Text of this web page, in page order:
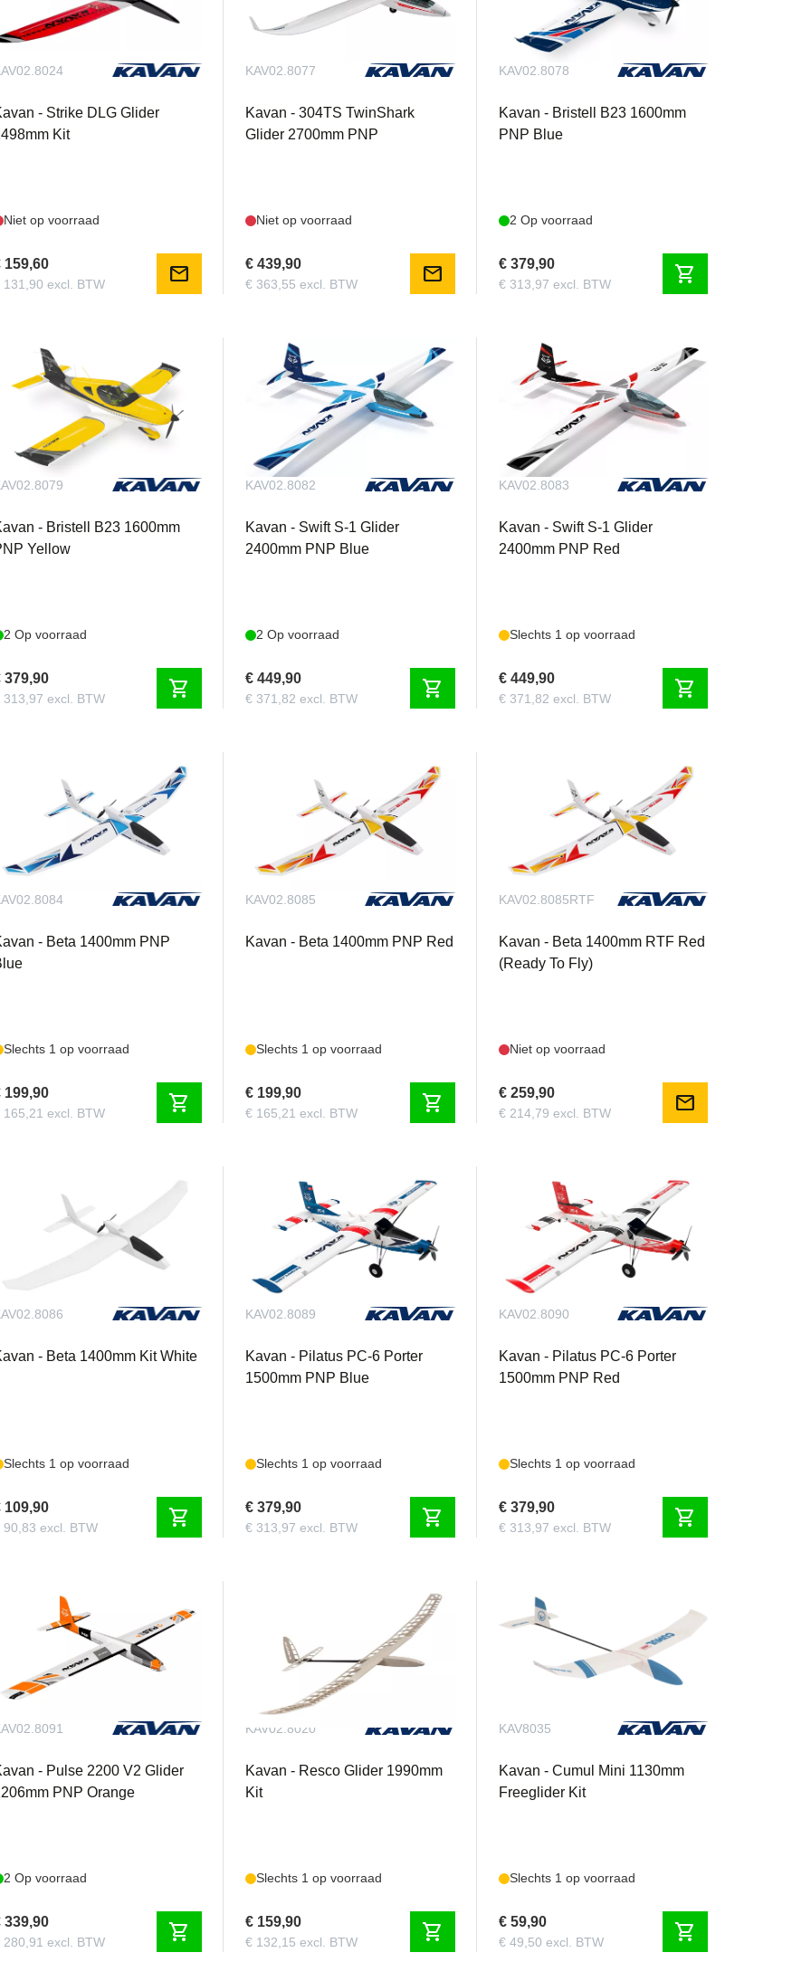
- Strike DLG Glider
Kit
Niet op voorraad
159,60
131,90 excl. BTW mail
KAV02.8077
Kavan - 304TS TwinShark
Glider 2700mm PNP
Niet op voorraad
€ 439,90
€ 363,55 excl. BTW mail
KAV02.8078
Kavan - Bristell B23 1600mm
PNP Blue
2 Op voorraad
€ 379,90
€ 313,97 excl. BTW shopping_cart
- Bristell B23 1600mm
Yellow
2 Op voorraad
379,90
313,97 excl. BTW shopping_cart
KAV02.8082
Kavan - Swift S-1 Glider
2400mm PNP Blue
2 Op voorraad
€ 449,90
€ 371,82 excl. BTW shopping_cart
KAV02.8083
Kavan - Swift S-1 Glider
2400mm PNP Red
Slechts 1 op voorraad
€ 449,90
€ 371,82 excl. BTW shopping_cart
- Beta 1400mm PNP
Slechts 1 op voorraad
199,90
165,21 excl. BTW shopping_cart
KAV02.8085
Kavan - Beta 1400mm PNP Red
Slechts 1 op voorraad
€ 199,90
€ 165,21 excl. BTW shopping_cart
KAV02.8085RTF
Kavan - Beta 1400mm RTF Red
(Ready To Fly)
Niet op voorraad
€ 259,90
€ 214,79 excl. BTW mail
- Beta 1400mm Kit White
Slechts 1 op voorraad
109,90
90,83 excl. BTW shopping_cart
KAV02.8089
Kavan - Pilatus PC-6 Porter
1500mm PNP Blue
Slechts 1 op voorraad
€ 379,90
€ 313,97 excl. BTW shopping_cart
KAV02.8090
Kavan - Pilatus PC-6 Porter
1500mm PNP Red
Slechts 1 op voorraad
€ 379,90
€ 313,97 excl. BTW shopping_cart
- Pulse 2200 V2 Glider
PNP Orange
2 Op voorraad
339,90
280,91 excl. BTW shopping_cart
KAV02.8020
Kavan - Resco Glider 1990mm
Kit
Slechts 1 op voorraad
€ 159,90
€ 132,15 excl. BTW shopping_cart
KAV8035
Kavan - Cumul Mini 1130mm
Freeglider Kit
Slechts 1 op voorraad
€ 59,90
€ 49,50 excl. BTW shopping_cart